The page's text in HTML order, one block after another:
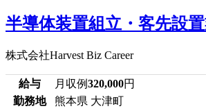
半導体装置組立・客先設
株式会社Harvest Biz Career
給与 月収例320,000円
勤務地
熊本県 大津町